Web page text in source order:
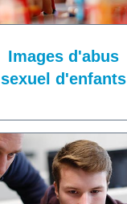
Images d'abus
sexuel d'enfants